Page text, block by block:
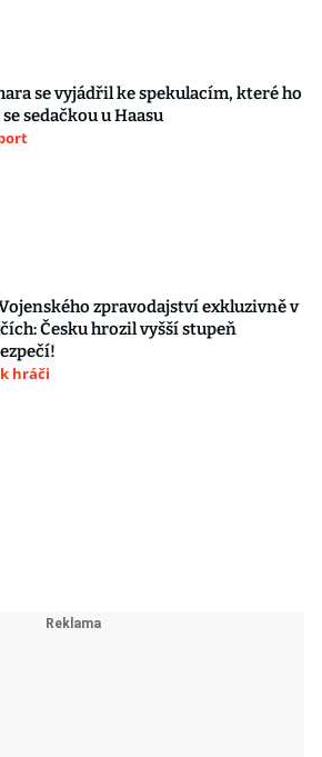
se vyjádřil ke spekulacím, které ho
sedačkou u Haasu
zpravodajství exkluzivně v
Česku hrozil vyšší stupeň
hráči